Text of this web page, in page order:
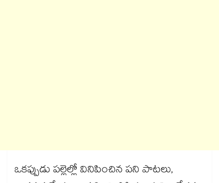
ఒకప్పుడు పల్లెల్లో వినిపించిన పని పాటలు,